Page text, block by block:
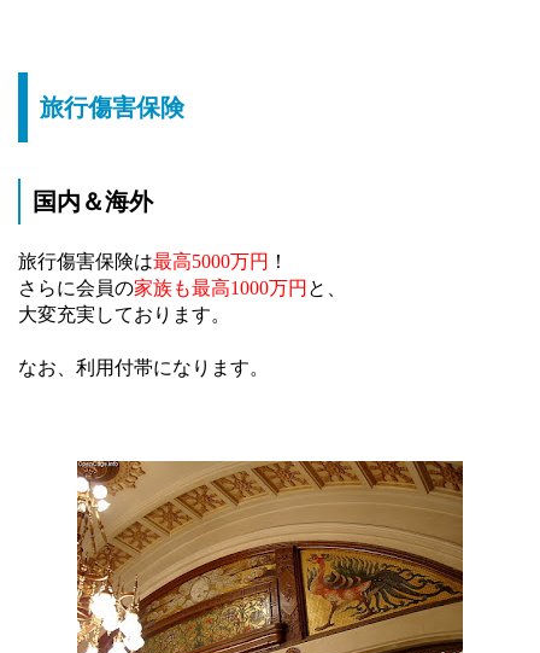
旅行傷害保険
国内＆海外
旅行傷害保険は最高5000万円 ！
さらに会員の家族も最高1000万円 と、
大変充実しております。
なお、利用付帯になります。